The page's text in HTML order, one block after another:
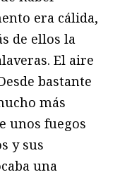
era cálida,
de ellos la
El aire
bastante
más
unos fuegos
y sus
una